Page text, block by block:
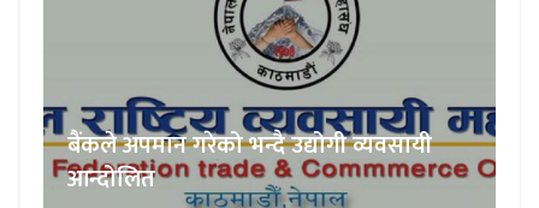
बैंकले अपमान गरेको भन्दै उद्योगी व्यवसायी
आन्दोलित